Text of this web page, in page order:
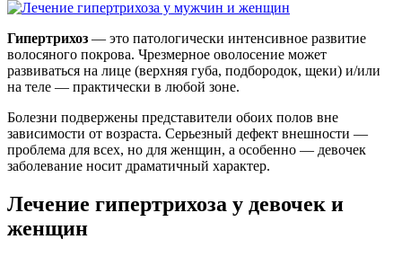
Гипертрихоз — это патологически интенсивное развитие
волосяного покрова. Чрезмерное оволосение может
развиваться на лице (верхняя губа, подбородок, щеки) и/или
на теле — практически в любой зоне.
Болезни подвержены представители обоих полов вне
зависимости от возраста. Серьезный дефект внешности —
проблема для всех, но для женщин, а особенно — девочек
заболевание носит драматичный характер.
Лечение гипертрихоза у девочек и
женщин